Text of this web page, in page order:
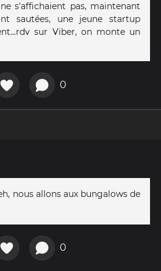
s'affichaient pas, maintenant
sautées, une jeune startup
sur Viber, on monte un
0
nous allons aux bungalows de
0